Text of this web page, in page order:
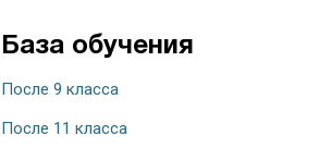
База обучения
После 9 класса
После 11 класса